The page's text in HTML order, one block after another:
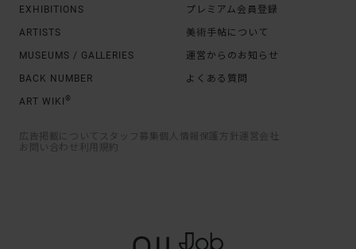
EXHIBITIONS
ARTISTS
MUSEUMS / GALLERIES
BACK NUMBER
ART WIKI ®
プレミアム会員登録
美術手帖について
運営からのお知らせ
よくある質問
広告掲載について スタッフ募集 個人情報保護方針
運営会社
お問い合わせ
利用規約